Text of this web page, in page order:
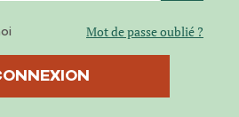
Mot de passe oublié ?